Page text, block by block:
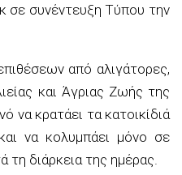
σε συνέντευξη Τύπου την
από αλιγάτορες,
και Άγριας Ζωής της
να κρατάει τα κατοικίδιά
να κολυμπάει μόνο σε
τη διάρκεια της ημέρας.